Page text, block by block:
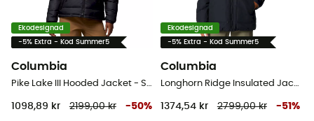
Ekodesignad
-5% Extra - Kod Summer5
Columbia
Pike Lake III Hooded Jacket - Syntetjacka - Dam
1098,89 kr 2199,00 kr -50%
Ekodesignad
-5% Extra - Kod Summer5
Columbia
Longhorn Ridge Insulated Jacket - Parka - Dam
1374,54 kr 2799,00 kr -51 %